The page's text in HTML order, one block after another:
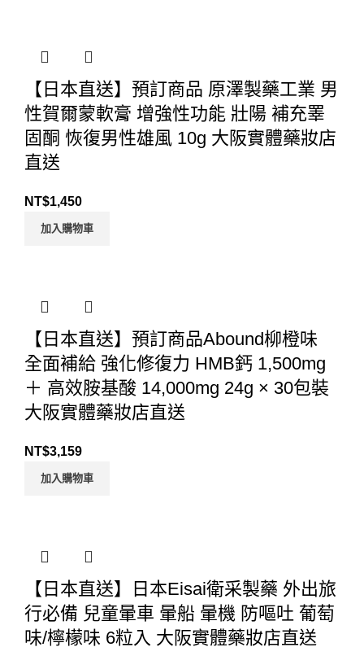
【日本直送】預訂商品 原澤製藥工業 男
性賀爾蒙軟膏 增強性功能 壯陽 補充睪
固酮 恢復男性雄風 10g 大阪實體藥妝店
直送
NT$1,450
加入購物車
【日本直送】預訂商品Abound柳橙味
全面補給 強化修復力 HMB鈣 1,500mg
＋ 高效胺基酸 14,000mg 24g × 30包裝
大阪實體藥妝店直送
NT$3,159
加入購物車
【日本直送】日本Eisai衛采製藥 外出旅
行必備 兒童暈車 暈船 暈機 防嘔吐 葡萄
味/檸檬味 6粒入 大阪實體藥妝店直送